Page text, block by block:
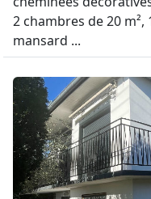
2 chambres de 20
mansard ...